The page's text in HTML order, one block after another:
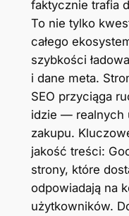
faktycznie trafia
To nie tylko
całego
szybkości
i dane meta.
SEO przyciąga
idzie — realnych
zakupu.
jakość treści:
strony, które
odpowiadają na
użytkowników.